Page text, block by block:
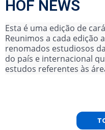
HOF NEWS
Esta é uma edição de
Reunimos a cada edição
renomados estudiosos
do país e internacional
estudos referentes às